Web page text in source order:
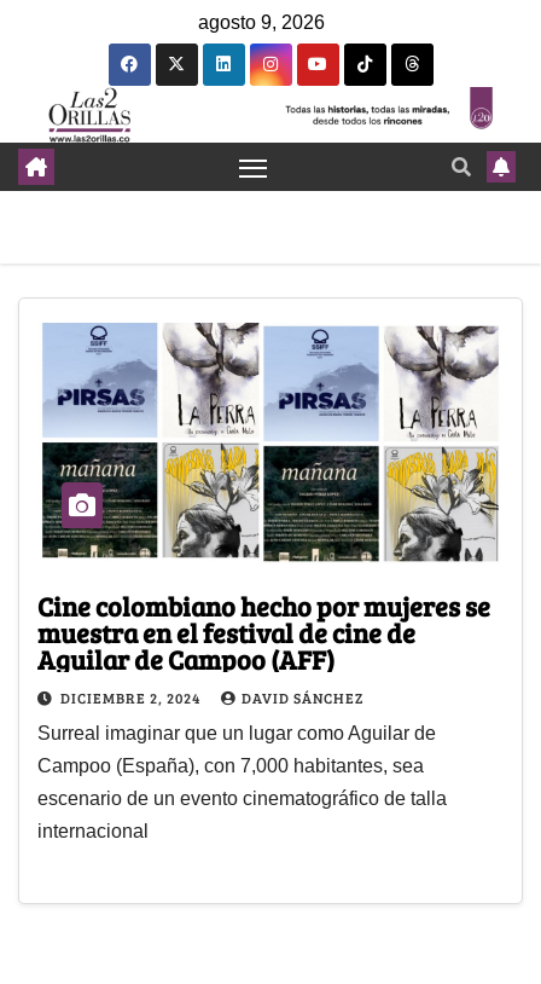
agosto 9, 2026
Cine colombiano hecho por mujeres se
muestra en el festival de cine de
Aguilar de Campoo (AFF)
DICIEMBRE 2, 2024 DAVID SÁNCHEZ
Surreal imaginar que un lugar como Aguilar de
Campoo (España), con 7,000 habitantes, sea
escenario de un evento cinematográfico de talla
internacional